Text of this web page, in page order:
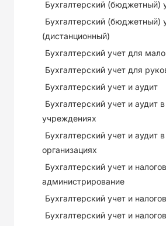
Бухгалтерский (бюджетный)
Бухгалтерский (бюджетный)
(дистанционный)
Бухгалтерский учет для
Бухгалтерский учет для
Бухгалтерский учет и аудит
Бухгалтерский учет и аудит
учреждениях
Бухгалтерский учет и аудит
организациях
Бухгалтерский учет и
администрирование
Бухгалтерский учет и
Бухгалтерский учет и